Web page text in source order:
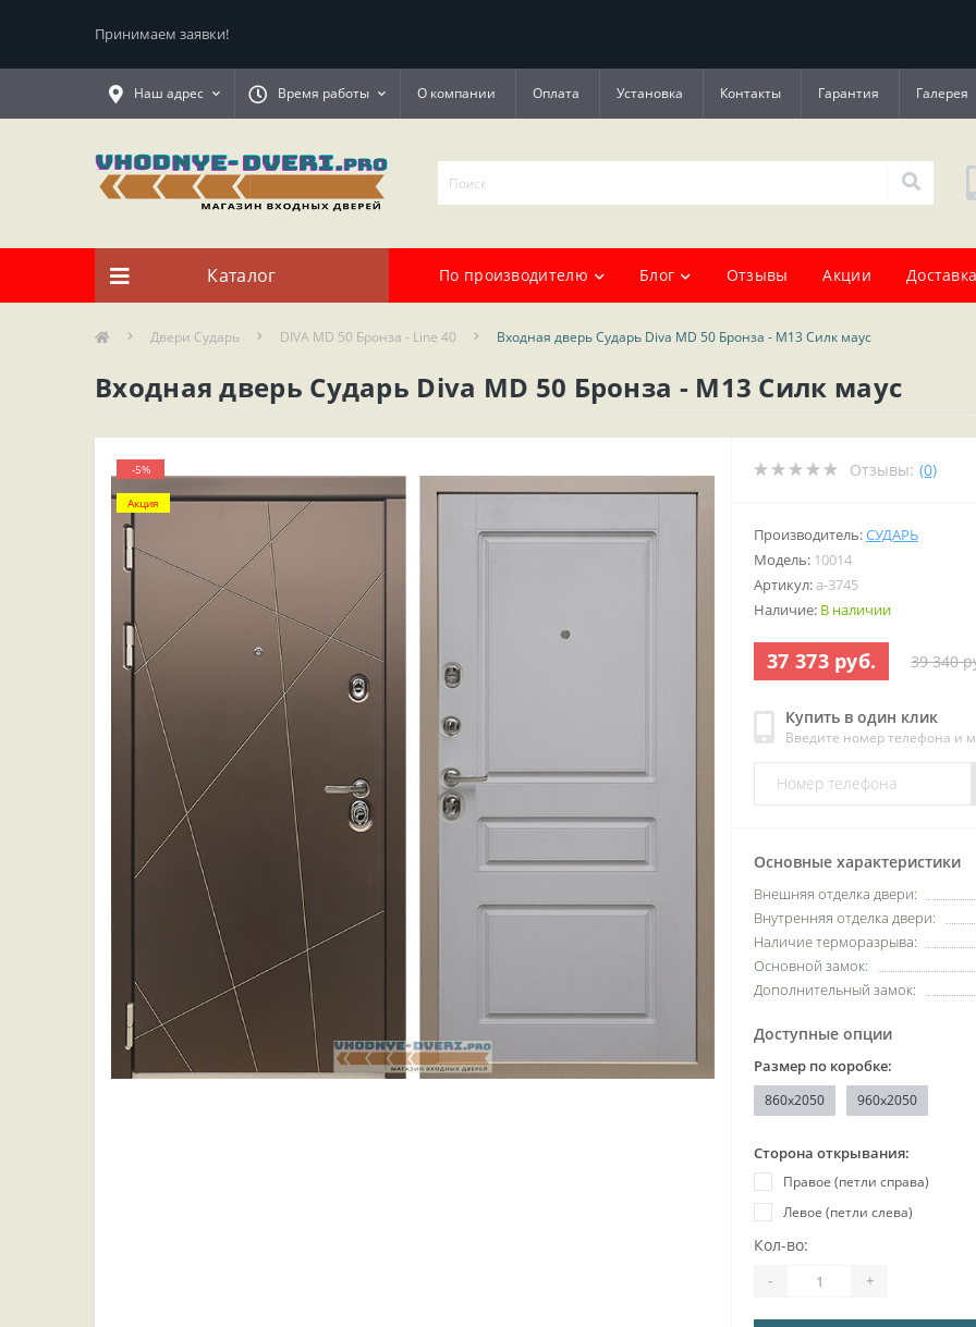
Принимаем заявки!
Наш адрес Время работы О компании Оплата Установка Контакты Гарантия Галерея
Каталог По производителю Блог Отзывы Акции
Двери Сударь DIVA MD 50 Бронза - Line 40 Входная дверь Сударь Diva MD 50 Бронза - M13 Силк маус
Входная дверь Сударь Diva MD 50 Бронза - M13 Силк маус
-5%
Акция
Отзывы: (0)
Производитель:СУДАРЬ
Модель: 10014
Артикул: a-3745
Наличие: В наличии
37 373 руб. 39 340
Купить в один клик
Введите номер телефона и
Основные характеристики
Внешняя отделка двери:
Внутренняя отделка двери:
Наличие терморазрыва:
Основной замок:
Дополнительный замок:
Доступные опции
Размер по коробке:
860x2050 960x2050
Сторона открывания:
Правое (петли справа)
Левое (петли слева)
Кол-во:
- +